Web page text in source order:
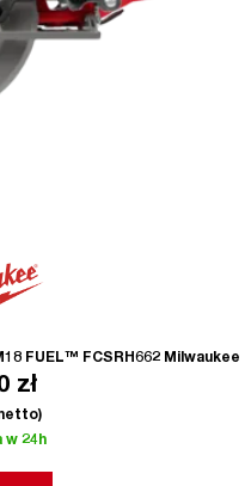
FUEL™ FCSRH662 Milwaukee
zł
w 24h